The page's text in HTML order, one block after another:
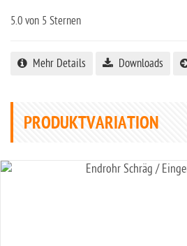
5.0 von 5 Sternen
Mehr Details Downloads
PRODUKTVARIATION